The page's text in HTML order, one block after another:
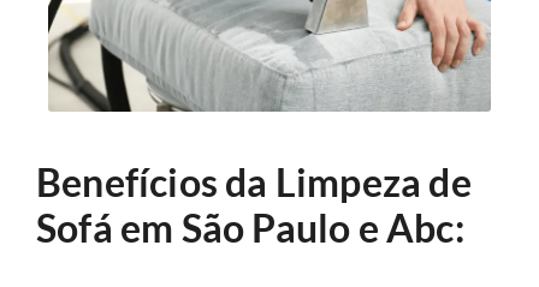
Benefícios da Limpeza de
Sofá em São Paulo e Abc: